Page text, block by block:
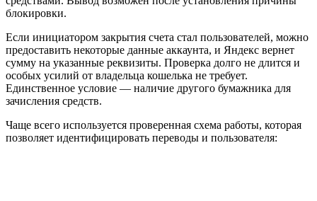
блокировки.
Если инициатором закрытия счета стал пользователей, можно
предоставить некоторые данные аккаунта, и Яндекс вернет
сумму на указанные реквизиты. Проверка долго не длится и
особых усилий от владельца кошелька не требует.
Единственное условие — наличие другого бумажника для
зачисления средств.
Чаще всего используется проверенная схема работы, которая
позволяет идентифицировать переводы и пользователя: